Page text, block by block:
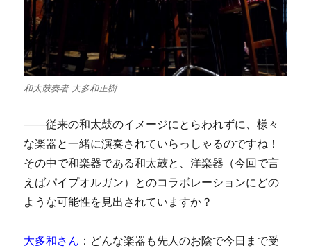
和太鼓奏者 大多和正樹
――従来の和太鼓のイメージにとらわれずに、様々
な楽器と一緒に演奏されていらっしゃるのですね！
その中で和楽器である和太鼓と、洋楽器（今回で言
えばパイプオルガン）とのコラボレーションにどの
ような可能性を見出されていますか？
大多和さん ：どんな楽器も先人のお陰で今日まで受